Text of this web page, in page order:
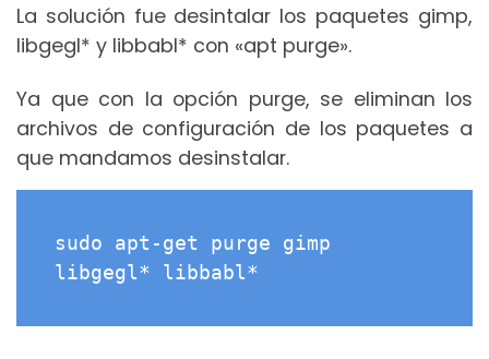
La solución fue desintalar los paquetes gimp,
libgegl* y libbabl* con «apt purge».
Ya que con la opción purge, se eliminan los
archivos de configuración de los paquetes a
que mandamos desinstalar.
sudo apt-get purge gimp
libgegl* libbabl*